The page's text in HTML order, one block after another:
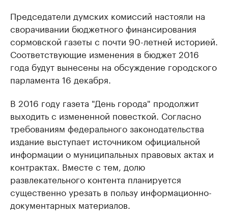
Председатели думских комиссий настояли на
сворачивании бюджетного финансирования
сормовской газеты с почти 90-летней историей.
Соответствующие изменения в бюджет 2016
года будут вынесены на обсуждение городского
парламента 16 декабря.
В 2016 году газета "День города" продолжит
выходить с измененной повесткой. Согласно
требованиям федерального законодательства
издание выступает источником официальной
информации о муниципальных правовых актах и
контрактах. Вместе с тем, долю
развлекательного контента планируется
существенно урезать в пользу информационно-
документарных материалов.